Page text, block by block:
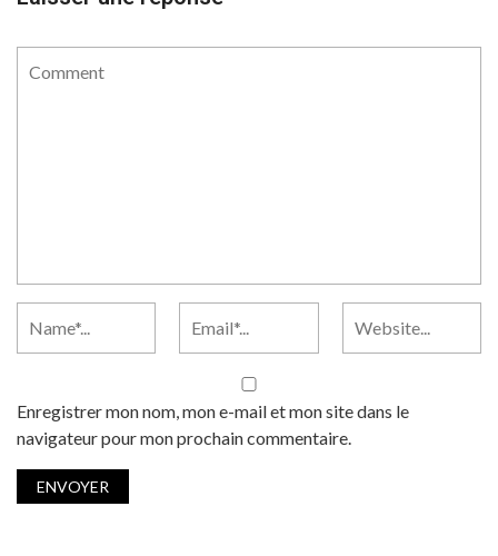
Enregistrer mon nom, mon e-mail et mon site dans le
navigateur pour mon prochain commentaire.